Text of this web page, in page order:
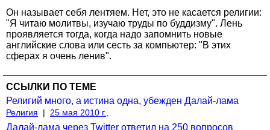
Он называет себя лентяем. Нет, это не касается религии:
"Я читаю молитвы, изучаю труды по буддизму". Лень
проявляется тогда, когда надо запомнить новые
английские слова или сесть за компьютер: "В этих
сферах я очень ленив".
ССЫЛКИ ПО ТЕМЕ
Религий много, а истина одна, убежден Далай-лама
Религия | 25 мая 2010 г.,
Далай-лама через Twitter ответил на 250 вопросов